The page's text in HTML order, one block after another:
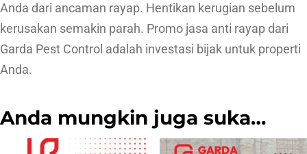
Anda dari ancaman rayap. Hentikan kerugian sebelum
kerusakan semakin parah. Promo jasa anti rayap dari
Garda Pest Control adalah investasi bijak untuk properti
Anda.
Anda mungkin juga suka…